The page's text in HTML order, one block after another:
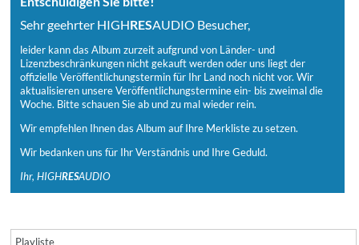
Sehr geehrter HIGHRESAUDIO Besucher,
leider kann das Album zurzeit aufgrund von Länder- und
Lizenzbeschränkungen nicht gekauft werden oder uns liegt der
offizielle Veröffentlichungstermin für Ihr Land noch nicht vor. Wir
aktualisieren unsere Veröffentlichungstermine ein- bis zweimal die
Woche. Bitte schauen Sie ab und zu mal wieder rein.
Wir empfehlen Ihnen das Album auf Ihre Merkliste zu setzen.
Wir bedanken uns für Ihr Verständnis und Ihre Geduld.
Ihr, HIGHRESAUDIO
Playliste